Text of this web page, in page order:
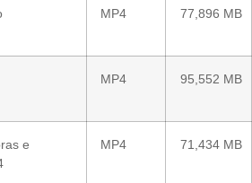
MP4 77,896 MB
MP4 95,552 MB
e
MP4 71,434 MB